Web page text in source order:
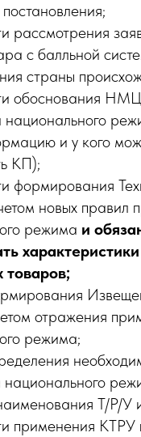
рассмотрения
с балльной
страны
обоснования
и у кого
КП);
формирования
новых правил
режима и
характеристики
товаров;
отражения
режима;
Т/Р/
применения КТРУ